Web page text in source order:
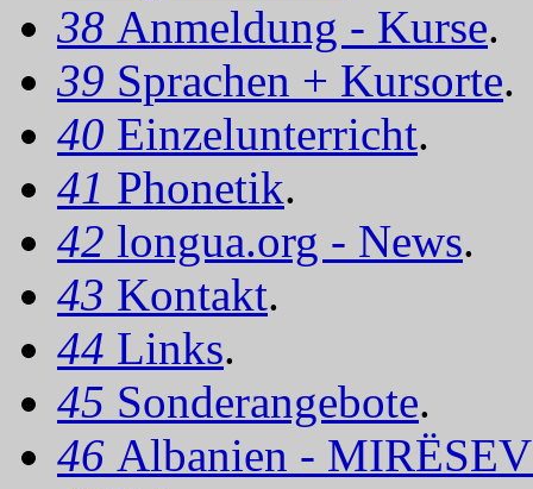
38 Anmeldung - Kurse.
39 Sprachen + Kursorte.
40 Einzelunterricht.
41 Phonetik.
42 longua.org - News.
43 Kontakt.
44 Links.
45 Sonderangebote.
46 Albanien -